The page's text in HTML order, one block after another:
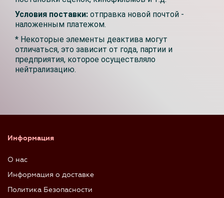
Условия поставки: отправка новой почтой -
наложенным платежом.
* Некоторые элементы деактива могут
отличаться, это зависит от года, партии и
предприятия, которое осуществляло
нейтрализацию.
Информация
О нас
Информация о доставке
Политика Безопасности